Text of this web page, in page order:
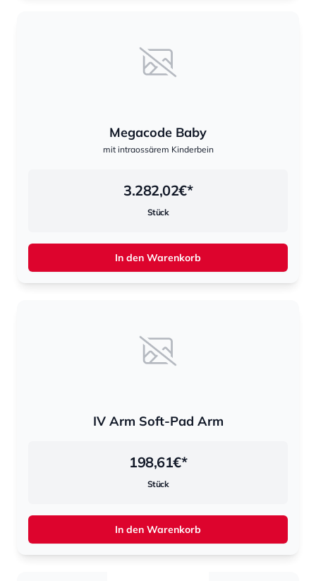
Megacode Baby
mit intraossärem Kinderbein
3.282,02€*
Stück
In den Warenkorb
IV Arm Soft-Pad Arm
198,61€*
Stück
In den Warenkorb